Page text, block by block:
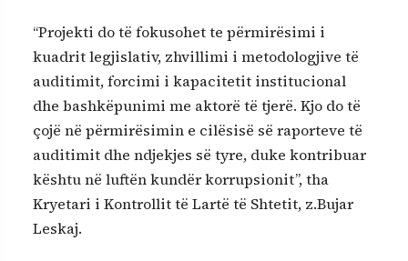
“Projekti do të fokusohet te përmirësimi i
kuadrit legjislativ, zhvillimi i metodologjive të
auditimit, forcimi i kapacitetit institucional
dhe bashkëpunimi me aktorë të tjerë. Kjo do të
çojë në përmirësimin e cilësisë së raporteve të
auditimit dhe ndjekjes së tyre, duke kontribuar
kështu në luftën kundër korrupsionit”, tha
Kryetari i Kontrollit të Lartë të Shtetit, z.Bujar
Leskaj.